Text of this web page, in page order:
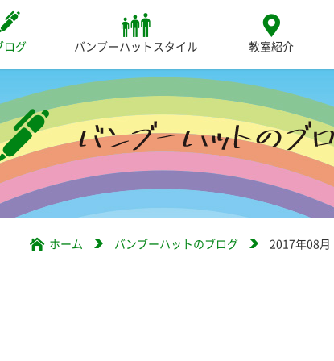
ログ バンブーハットスタイル 教室紹介
ホーム バンブーハットのブログ 2017年08月